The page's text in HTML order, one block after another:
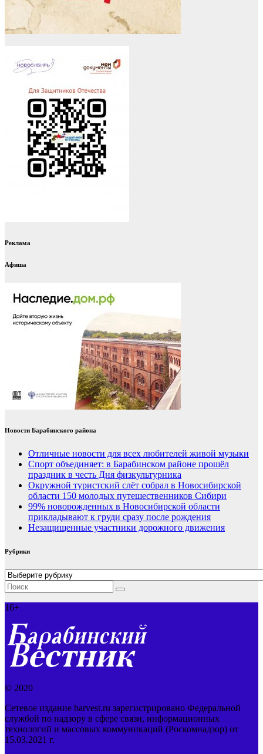
Реклама
Афиша
Новости Барабинского района
Отличные новости для всех любителей живой музыки
Спорт объединяет: в Барабинском районе прошёл
праздник в честь Дня физкультурника
Окружной туристский слёт собрал в Новосибирской
области 150 молодых путешественников Сибири
99% новорожденных в Новосибирской области
прикладывают к груди сразу после рождения
Незащищенные участники дорожного движения
Рубрики
Рубрики
16+
© 2020
Сетевое издание barvest.ru зарегистрировано Федеральной
службой по надзору в сфере связи, информационных
технологий и массовых коммуникаций (Роскомнадзор) от
15.03.2021 г.